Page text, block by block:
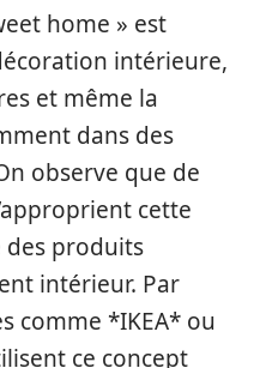
home » est
intérieure,
et même la
dans des
observe que de
cette
des produits
intérieur. Par
comme *IKEA* ou
ce concept